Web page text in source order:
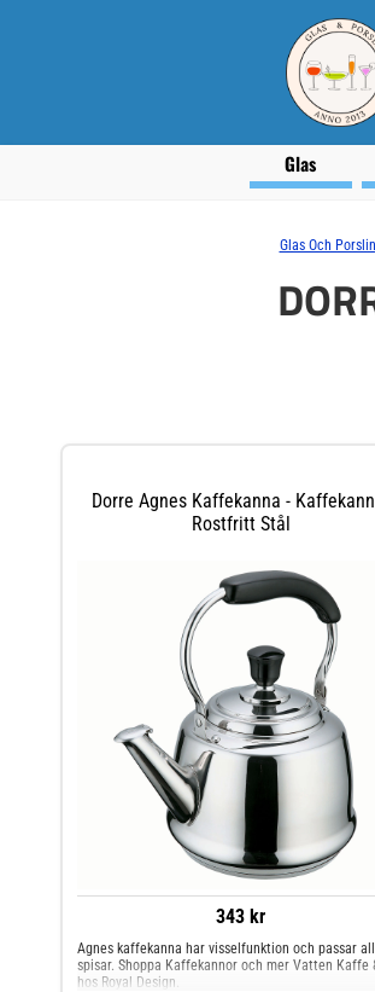
Glas
Glas Och Porslin
Dorre Agnes Kaffekanna -
Rostfritt Stål
343 kr
Agnes kaffekanna har visselfunktion och passar
spisar. Shoppa Kaffekannor och mer Vatten Kaffe
hos Royal Design.